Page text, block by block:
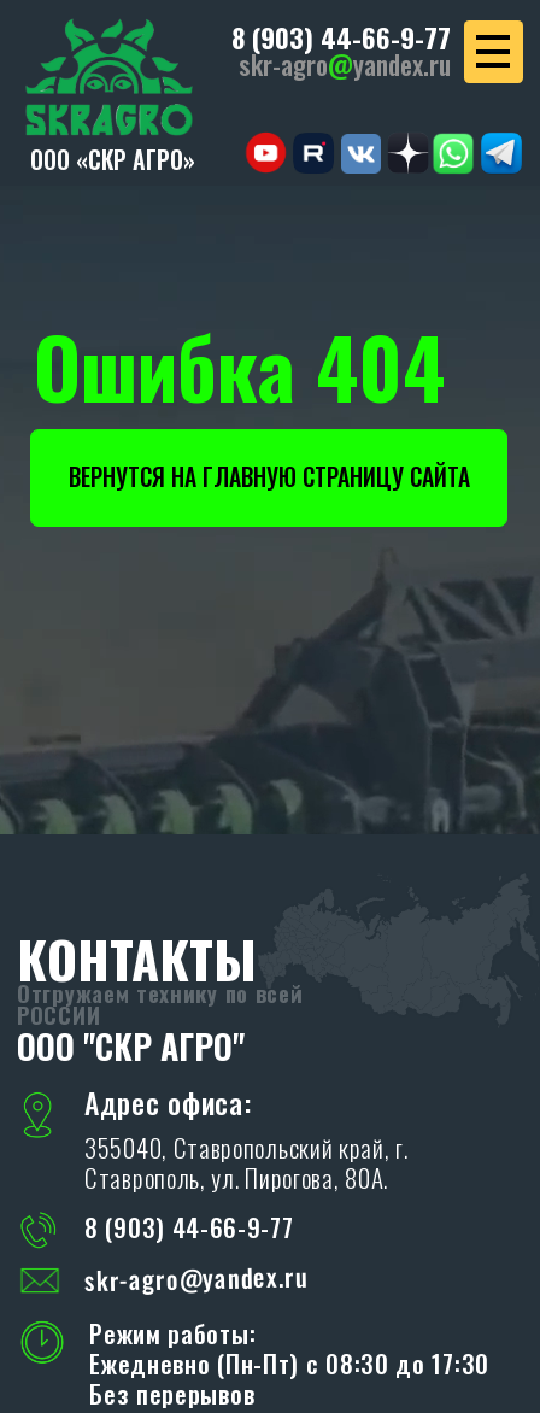
8 (903) 44-66-9-77
skr-agro@ yandex.ru
ООО «СКР АГРО»
ВЕРНУТСЯ НА ГЛАВНУЮ СТРАНИЦУ САЙТА
ООО «СКР Агро»
ОГРН: 1232600008266
Адрес офиса:
ООО "СКР АГРО"
355040, Ставропольский край, г.
Ставрополь, ул. Пирогова, 80А.
ПРОИЗВОДСТВОSKR
Режим работы:
Ежедневно (Пн-Пт) с 08:30 до 17:30
Без перерывов
347706, Ростовская обл., Кагальницкий
Реквизиты:
ХОЧУ СТАТЬ ДИЛЕРОМ